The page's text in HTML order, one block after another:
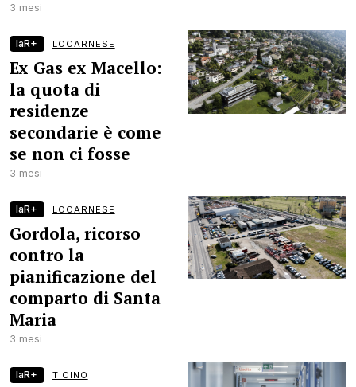
3 mesi
laR+ LOCARNESE
Ex Gas ex Macello:
la quota di
residenze
secondarie è come
se non ci fosse
3 mesi
laR+ LOCARNESE
Gordola, ricorso
contro la
pianificazione del
comparto di Santa
Maria
3 mesi
laR+ TICINO